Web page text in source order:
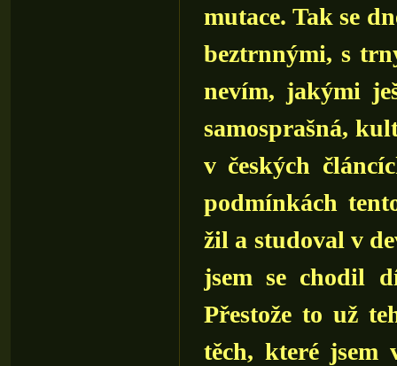
mutace. Tak se
beztrnnými, s
nevím, jakými
samosprašná,
v českých
podmínkách
žil a studoval v
jsem se chodil
Přestože to už
těch, které